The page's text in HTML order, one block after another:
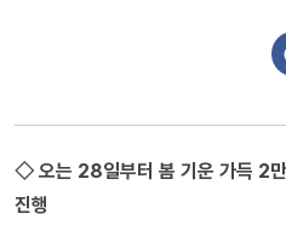
◇ 오는 28일부터 봄 기운 가득 2만
진행